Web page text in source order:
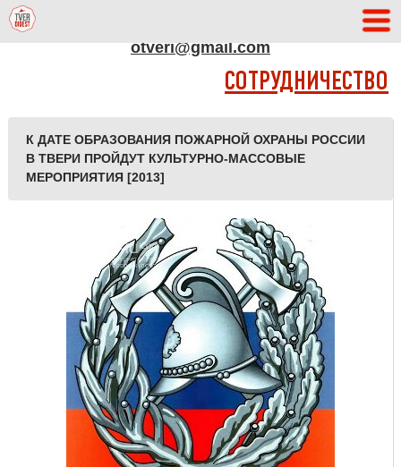
otveri@gmail.com
СОТРУДНИЧЕСТВО
К ДАТЕ ОБРАЗОВАНИЯ ПОЖАРНОЙ ОХРАНЫ РОССИИ
В ТВЕРИ ПРОЙДУТ КУЛЬТУРНО-МАССОВЫЕ
МЕРОПРИЯТИЯ [2013]